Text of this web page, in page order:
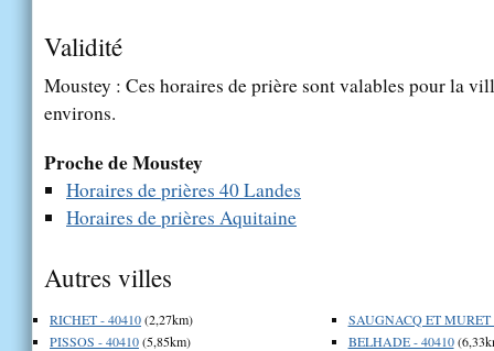
Validité
Moustey : Ces horaires de prière sont valables pour la
environs.
Proche de Moustey
Horaires de prières 40 Landes
Horaires de prières Aquitaine
Autres villes
RICHET - 40410(2,27km)
PISSOS - 40410(5,85km)
SAUGNACQ ET MURET
BELHADE - 40410